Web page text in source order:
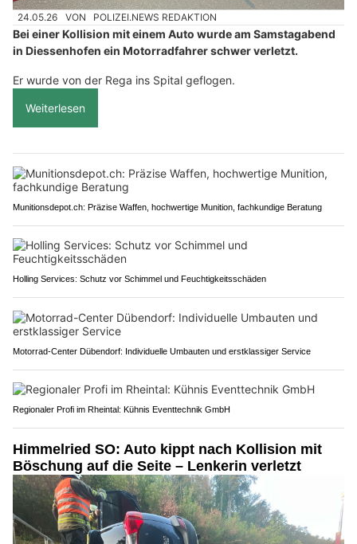
24.05.26 VON POLIZEI.NEWS REDAKTION
Bei einer Kollision mit einem Auto wurde am Samstagabend
in Diessenhofen ein Motorradfahrer schwer verletzt.
Er wurde von der Rega ins Spital geflogen.
Weiterlesen
Munitionsdepot.ch: Präzise Waffen, hochwertige Munition, fachkundige Beratung
Holling Services: Schutz vor Schimmel und Feuchtigkeitsschäden
Motorrad-Center Dübendorf: Individuelle Umbauten und erstklassiger Service
Regionaler Profi im Rheintal: Kühnis Eventtechnik GmbH
Himmelried SO: Auto kippt nach Kollision mit
Böschung auf die Seite – Lenkerin verletzt